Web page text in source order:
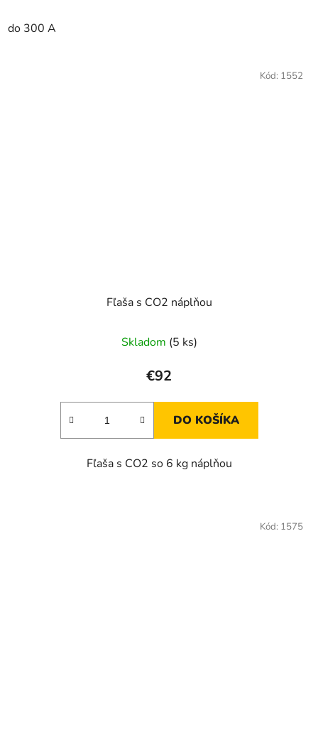
do 300 A
Fľaša s CO2 náplňou
Skladom (5 ks)
€92
DO KOŠÍKA
Fľaša s CO2 so 6 kg náplňou
Kód: 1552
Kód: 1575